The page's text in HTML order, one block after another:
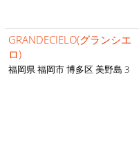
GRANDECIELO(グランシエ
ロ)
福岡県 福岡市 博多区 美野島 3